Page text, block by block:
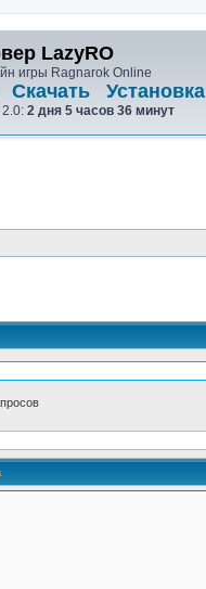
LazyRO
игры Ragnarok Online
Скачать Установка
2 дня 5 часов 36 минут